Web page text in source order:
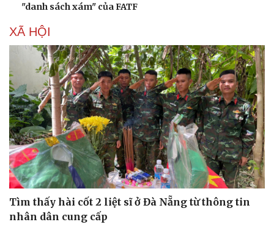
"danh sách xám" của FATF
XÃ HỘI
Tìm thấy hài cốt 2 liệt sĩ ở Đà Nẵng từ thông tin
nhân dân cung cấp